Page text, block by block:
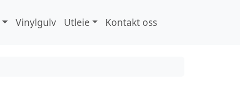
Vinylgulv Utleie Kontakt oss